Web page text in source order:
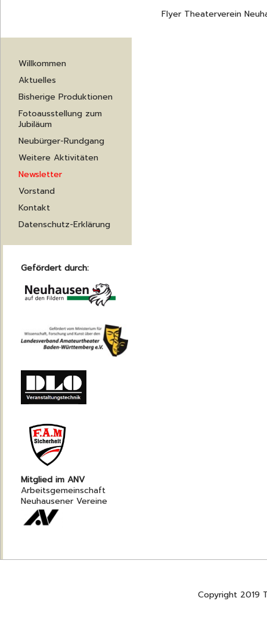
Flyer Theaterverein
Navigation
Willkommen
Aktuelles
Bisherige Produktionen
Fotoausstellung zum
Jubiläum
Neubürger-Rundgang
Weitere Aktivitäten
Newsletter
Vorstand
Kontakt
Datenschutz-Erklärung
Gefördert durch:
Mitglied im ANV
Arbeitsgemeinschaft
Neuhausener Vereine
Copyright 2019